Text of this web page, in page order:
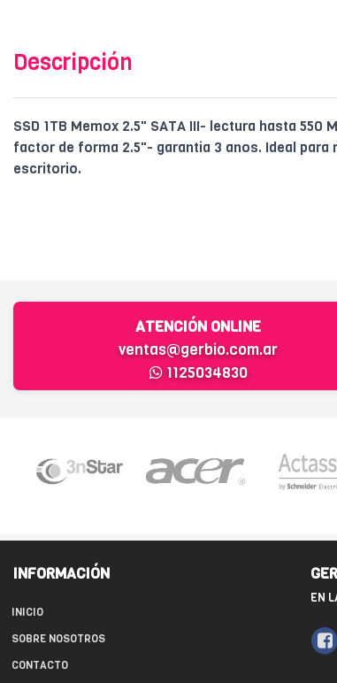
Descripción
SSD 1TB Memox 2.5" SATA III- lectura hasta
factor de forma 2.5"- garantia 3 anos. Ideal para
escritorio.
ATENCIÓN ONLINE
ventas@gerbio.com.ar
1125034830
INFORMACIÓN
INICIO
SOBRE NOSOTROS
CONTACTO
EN